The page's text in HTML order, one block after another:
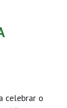
celebrar o